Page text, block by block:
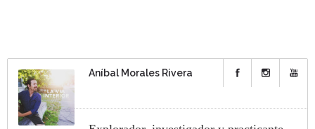
Aníbal Morales Rivera